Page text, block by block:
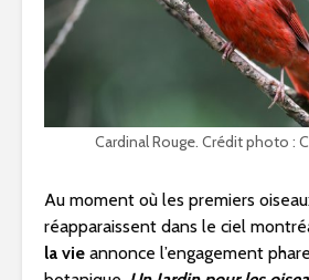
Cardinal Rouge. Crédit photo :
Au moment où les premiers
réapparaissent dans le ciel
la vie annonce l’engagement